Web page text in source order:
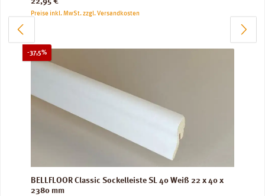
Preise inkl. MwSt. zzgl. Versandkosten
-37,5%Rabatt
BELLFLOOR Classic Sockelleiste SL 40 Weiß 22 x 40 x
2380 mm